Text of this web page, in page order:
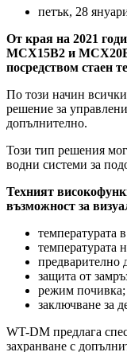
петък, 28
От края на 2021
MCX15B2 и
посредством стаен
По този начин
решение за
допълнително.
Този тип решения
водни системи за
Техният
възможност за
температурата
температурата
предварително
защита от
режим почивка;
заключване за
WT-DM предлага
захранване с